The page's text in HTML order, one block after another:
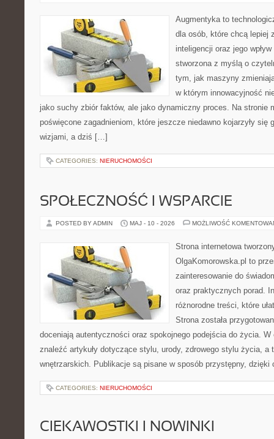
Augmentyka to
dla osób, które chcą lepiej
inteligencji oraz jego
stworzona z myślą o
tym, jak maszyny
w którym innowacyjność
jako suchy zbiór faktów, ale jako dynamiczny proces. Na stronie
poświęcone zagadnieniom, które jeszcze niedawno kojarzyły się
wizjami, a dziś […]
CATEGORIES: NIERUCHOMOŚCI
SPOŁECZNOŚĆ I WSPARCIE
POSTED BY ADMIN MAJ - 10 - 2026 MOŻLIWOŚĆ
Strona internetowa
OlgaKomorowska.pl to
zainteresowanie do
oraz praktycznych porad.
różnorodne treści, które
Strona została
doceniają autentyczności oraz spokojnego podejścia do życia. W
znaleźć artykuły dotyczące stylu, urody, zdrowego stylu życia, a
wnętrzarskich. Publikacje są pisane w sposób przystępny,
CATEGORIES: NIERUCHOMOŚCI
CIEKAWOSTKI I NOWINKI